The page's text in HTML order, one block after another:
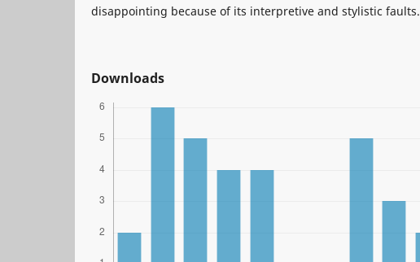
disappointing because of its interpretive and stylistic faults.
Downloads